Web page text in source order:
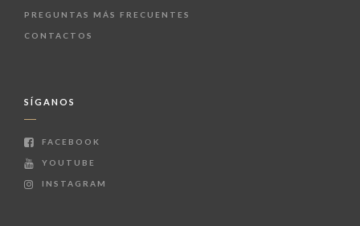
PREGUNTAS MÁS FRECUENTES
CONTACTOS
SÍGANOS
FACEBOOK
YOUTUBE
INSTAGRAM